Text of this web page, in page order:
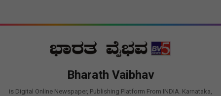
Bharath Vaibhav
is Digital Online Newspaper, Publishing Platform From INDIA. Karnataka,